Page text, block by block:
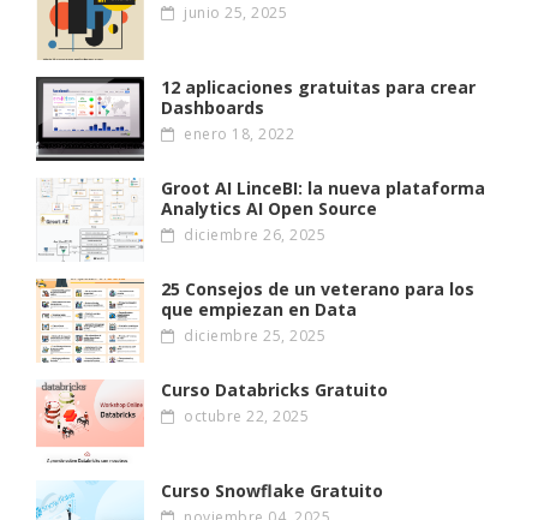
junio 25, 2025
12 aplicaciones gratuitas para crear
Dashboards
enero 18, 2022
Groot AI LinceBI: la nueva plataforma
Analytics AI Open Source
diciembre 26, 2025
25 Consejos de un veterano para los
que empiezan en Data
diciembre 25, 2025
Curso Databricks Gratuito
octubre 22, 2025
Curso Snowflake Gratuito